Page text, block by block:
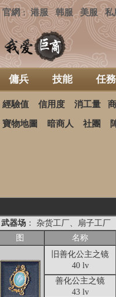
官網：港服 韩服 美服 私
傭兵 技能 任務
經驗值 信用度 消工量
寶物地圖 暗商人 社團
武器场 ： 杂货工厂、扇子工厂
图
名称
旧善化公主之镜
40 lv
善化公主之镜
43 lv